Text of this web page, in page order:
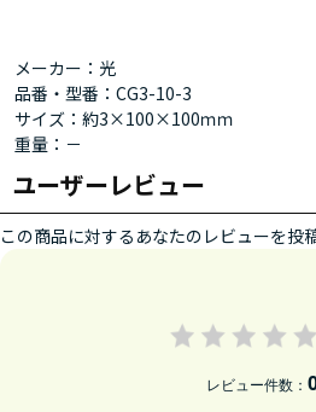
メーカー：光
品番・型番：CG3-10-3
サイズ：約3×100×100ｍｍ
重量：－
ユーザーレビュー
この商品に対するあなたのレビューを投
レビュー件数：